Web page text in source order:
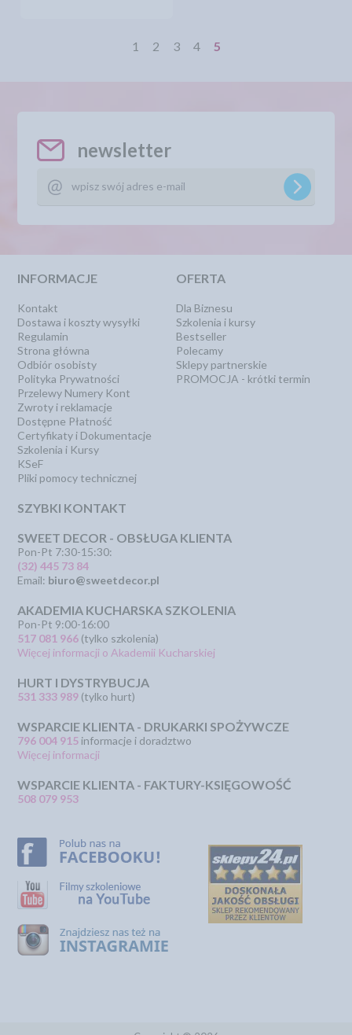
1 2 3 4 5
newsletter
INFORMACJE
Kontakt
Dostawa i koszty wysyłki
Regulamin
Strona główna
Odbiór osobisty
Polityka Prywatności
Przelewy Numery Kont
Zwroty i reklamacje
Dostępne Płatność
Certyfikaty i Dokumentacje
Szkolenia i Kursy
KSeF
Pliki pomocy technicznej
OFERTA
Dla Biznesu
Szkolenia i kursy
Bestseller
Polecamy
Sklepy partnerskie
PROMOCJA - krótki termin
SZYBKI KONTAKT
SWEET DECOR - OBSŁUGA KLIENTA
Pon-Pt 7:30-15:30:
(32) 445 73 84
Email: biuro@sweetdecor.pl
AKADEMIA KUCHARSKA SZKOLENIA
Pon-Pt 9:00-16:00
517 081 966 (tylko szkolenia)
Więcej informacji o Akademii Kucharskiej
HURT I DYSTRYBUCJA
531 333 989 (tylko hurt)
WSPARCIE KLIENTA - DRUKARKI SPOŻYWCZE
796 004 915 informacje i doradztwo
Więcej informacji
WSPARCIE KLIENTA - FAKTURY-KSIĘGOWOŚĆ
508 079 953